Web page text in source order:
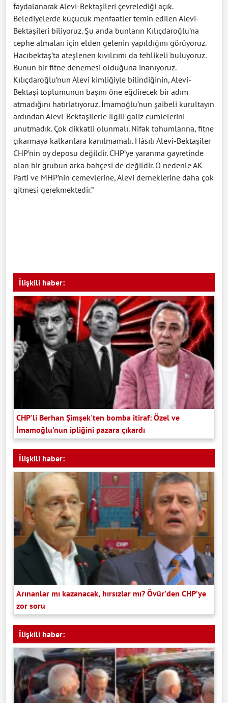
faydalanarak Alevi-Bektaşileri çevrelediği açık.
Belediyelerde küçücük menfaatler temin edilen Alevi-
Bektaşileri biliyoruz. Şu anda bunların Kılıçdaroğlu’na
cephe almaları için elden gelenin yapıldığını görüyoruz.
Hacıbektaş’ta ateşlenen kıvılcımı da tehlikeli buluyoruz.
Bunun bir fitne denemesi olduğuna inanıyoruz.
Kılıçdaroğlu’nun Alevi kimliğiyle bilindiğinin, Alevi-
Bektaşi toplumunun başını öne eğdirecek bir adım
atmadığını hatırlatıyoruz. İmamoğlu’nun şaibeli kurultayın
ardından Alevi-Bektaşilerle ilgili galiz cümlelerini
unutmadık. Çok dikkatli olunmalı. Nifak tohumlarına, fitne
çıkarmaya kalkanlara kanılmamalı. Hâsılı Alevi-Bektaşiler
CHP’nin oy deposu değildir. CHP’ye yaranma gayretinde
olan bir grubun arka bahçesi de değildir. O nedenle AK
Parti ve MHP’nin cemevlerine, Alevi derneklerine daha çok
gitmesi gerekmektedir.”
İlişkili haber:
CHP'li Berhan Şimşek'ten bomba itiraf: Özel ve
İmamoğlu'nun ipliğini pazara çıkardı
İlişkili haber:
Arınanlar mı kazanacak, hırsızlar mı? Övür’den CHP’ye
zor soru
İlişkili haber: